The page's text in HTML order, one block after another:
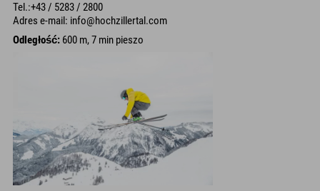
Tel.:+43 / 5283 / 2800
Adres e-mail: info@hochzillertal.com
Odległość: 600 m, 7 min pieszo